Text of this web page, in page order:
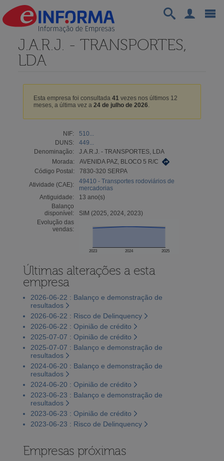
J.A.R.J. - TRANSPORTES,
LDA
Esta empresa foi consultada 41vezes nos últimos 12
meses, a última vez a 24 de julho de 2026.
NIF:
510...
DUNS:
449...
Denominação:
J.A.R.J. - TRANSPORTES, LDA
Morada:
AVENIDA PAZ, BLOCO 5 R/C
Código Postal:
7830-320 SERPA
Atividade (CAE):
49410 - Transportes rodoviários de
mercadorias
Antiguidade:
13 ano(s)
Balanço
disponível:
SIM (2025, 2024, 2023)
Evolução das
vendas:
2023 2024 2025
Últimas alterações a esta
empresa
2026-06-22 : Balanço e demonstração de
resultados
2026-06-22 : Risco de Delinquency
2026-06-22 : Opinião de crédito
2025-07-07 : Opinião de crédito
2025-07-07 : Balanço e demonstração de
resultados
2024-06-20 : Balanço e demonstração de
resultados
2024-06-20 : Opinião de crédito
2023-06-23 : Balanço e demonstração de
resultados
2023-06-23 : Opinião de crédito
2023-06-23 : Risco de Delinquency
Empresas próximas